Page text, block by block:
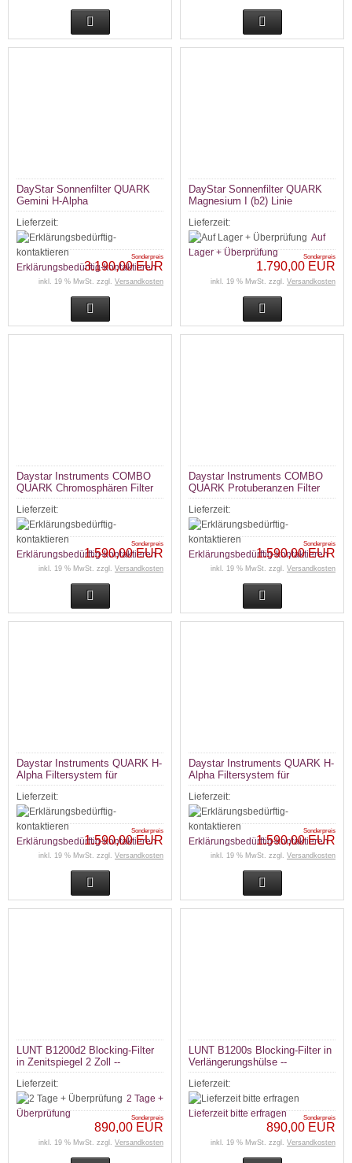
DayStar Sonnenfilter QUARK
Gemini H-Alpha
Lieferzeit:
Erklärungsbedürftig-kontaktieren
Sonderpreis
3.190,00 EUR
inkl. 19 % MwSt. zzgl. Versandkosten
DayStar Sonnenfilter QUARK
Magnesium I (b2) Linie
Lieferzeit:
Auf
Lager + Überprüfung
Sonderpreis
1.790,00 EUR
inkl. 19 % MwSt. zzgl. Versandkosten
Daystar Instruments COMBO
QUARK Chromosphären Filter
Sonne
Lieferzeit:
Erklärungsbedürftig-kontaktieren
Sonderpreis
1.590,00 EUR
inkl. 19 % MwSt. zzgl. Versandkosten
Daystar Instruments COMBO
QUARK Protuberanzen Filter
Sonne
Lieferzeit:
Erklärungsbedürftig-kontaktieren
Sonderpreis
1.590,00 EUR
inkl. 19 % MwSt. zzgl. Versandkosten
Daystar Instruments QUARK H-
Alpha Filtersystem für
Chromosphäre
Lieferzeit:
Erklärungsbedürftig-kontaktieren
Sonderpreis
1.590,00 EUR
inkl. 19 % MwSt. zzgl. Versandkosten
Daystar Instruments QUARK H-
Alpha Filtersystem für
Protuberanzen
Lieferzeit:
Erklärungsbedürftig-kontaktieren
Sonderpreis
1.590,00 EUR
inkl. 19 % MwSt. zzgl. Versandkosten
LUNT B1200d2 Blocking-Filter
in Zenitspiegel 2 Zoll --
Lieferzeit:
2 Tage +
Überprüfung
Sonderpreis
890,00 EUR
inkl. 19 % MwSt. zzgl. Versandkosten
LUNT B1200s Blocking-Filter in
Verlängerungshülse --
Lieferzeit:
Lieferzeit bitte erfragen Sonderpreis
890,00 EUR
inkl. 19 % MwSt. zzgl. Versandkosten